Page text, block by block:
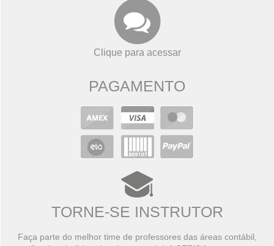
Clique para acessar
PAGAMENTO
TORNE-SE INSTRUTOR
Faça parte do melhor time de professores das áreas contábil,